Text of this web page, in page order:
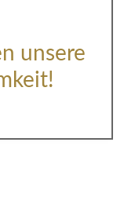
unsere